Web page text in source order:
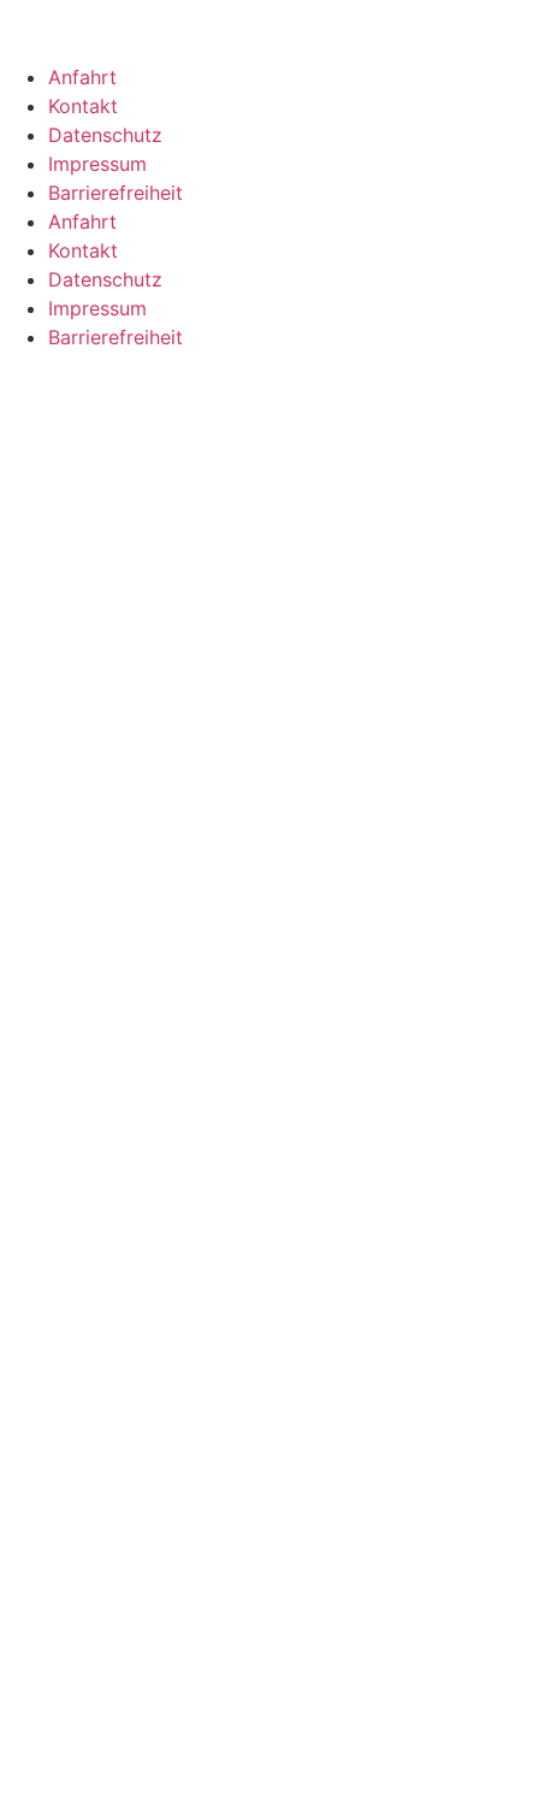
Anfahrt
Kontakt
Datenschutz
Impressum
Barrierefreiheit
Anfahrt
Kontakt
Datenschutz
Impressum
Barrierefreiheit